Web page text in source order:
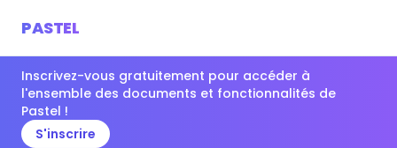
PASTEL
Inscrivez-vous gratuitement pour accéder à
l'ensemble des documents et fonctionnalités de
Pastel !
S'inscrire